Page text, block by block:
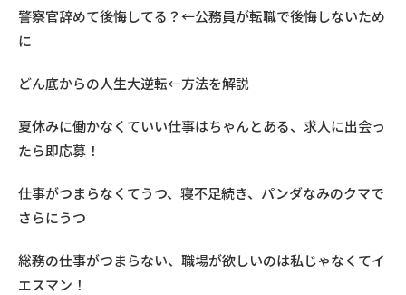
警察官辞めて後悔してる？←公務員が転職で後悔しないため
に
どん底からの人生大逆転←方法を解説
夏休みに働かなくていい仕事はちゃんとある、求人に出会っ
たら即応募！
仕事がつまらなくてうつ、寝不足続き、パンダなみのクマで
さらにうつ
総務の仕事がつまらない、職場が欲しいのは私じゃなくてイ
エスマン！